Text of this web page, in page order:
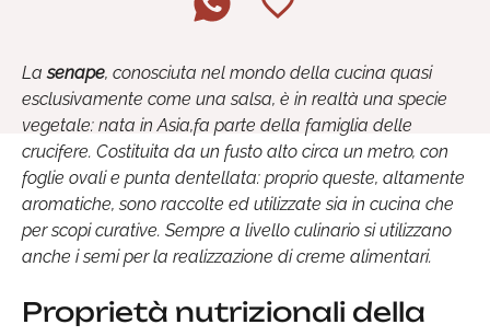
Lasenape, conosciuta nel mondo della cucina quasi
esclusivamente come una salsa, è in realtà una specie
vegetale: nata in Asia,fa parte della famiglia delle
crucifere. Costituita da un fusto alto circa un metro, con
foglie ovali e punta dentellata: proprio queste, altamente
aromatiche, sono raccolte ed utilizzate sia in cucina che
per scopi curative. Sempre a livello culinario si utilizzano
anche i semi per la realizzazione di creme alimentari.
Proprietà nutrizionali della